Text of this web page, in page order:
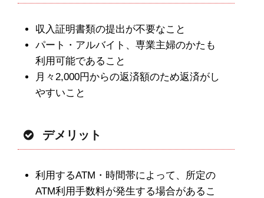
収入証明書類の提出が不要なこと
パート・アルバイト、専業主婦のかたも
利用可能であること
月々2,000円からの返済額のため返済がし
やすいこと
デメリット
利用するATM・時間帯によって、所定の
ATM利用手数料が発生する場合があるこ